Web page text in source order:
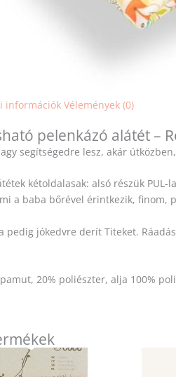
információk Vélemények (0)
pelenkázó alátét –
segítségedre lesz, akár
kétoldalasak: alsó részük
a baba bőrével érintkezik, finom,
pedig jókedvre derít Titeket.
20% poliészter, alja 100%
Ennek
a